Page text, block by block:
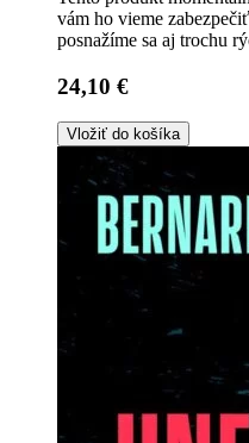
vám ho vieme
posnažíme sa aj trochu
24,10 €
Vložiť do košíka